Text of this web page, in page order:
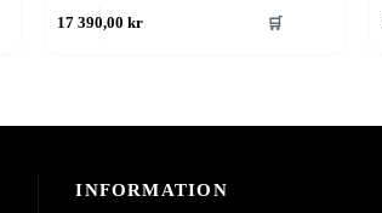
17 390,00 kr 🛒
INFORMATION